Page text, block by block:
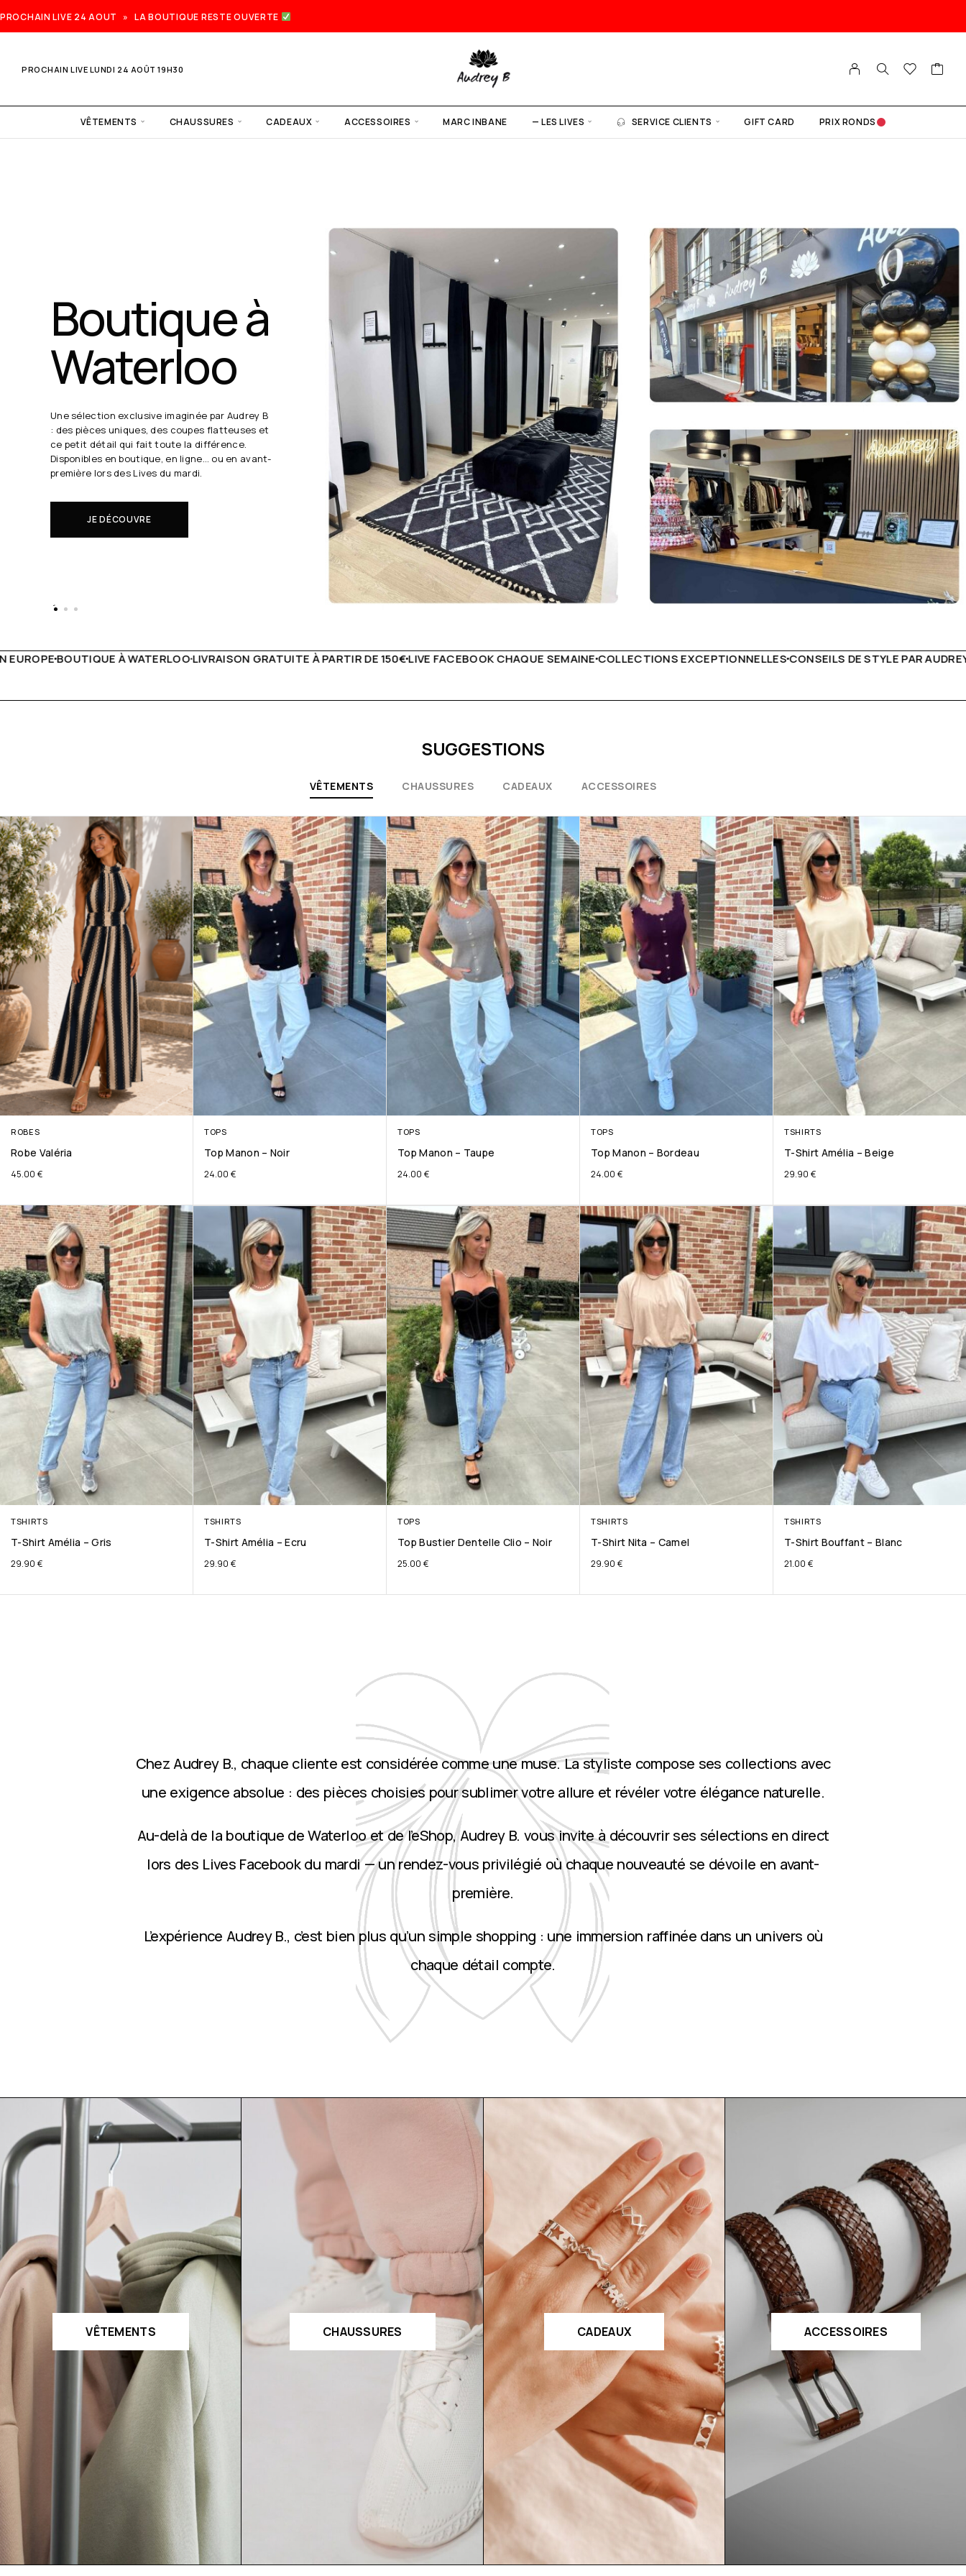
PROCHAIN LIVE 24 AOUT » LA BOUTIQUE RESTE OUVERTE
PROCHAIN LIVE LUNDI 24 AOÛT 19H30
VÊTEMENTS CHAUSSURES CADEAUX ACCESSOIRES MARC INBANE — LES LIVES SERVICE CLIENTS GIFT CARD PRIX RONDS
live lundi
24 août
19h30
Chaque semaine, Audrey B. dévoile ses coups
de cœur en direct.
GRATUITE À PARTIR DE 150€LIVE FACEBOOK CHAQUE SEMAINECOLLECTIONS EXCEPTIONNELLESCONSEILS DE STYLE PAR AUDREY B LIVRAISON PARTOUT EN
SUGGESTIONS
VÊTEMENTS CHAUSSURES CADEAUX ACCESSOIRES
ROBES
Robe Valéria
45.00 €
TOPS
Top Manon – Noir
24.00 €
TOPS
Top Manon – Taupe
24.00 €
TOPS
Top Manon – Bordeau
24.00 €
TSHIRTS
T-Shirt Amélia – Beige
29.90 €
TSHIRTS
T-Shirt Amélia – Gris
29.90 €
TSHIRTS
T-Shirt Amélia – Ecru
29.90 €
TOPS
Top Bustier Dentelle Clio – Noir
25.00 €
TSHIRTS
T-Shirt Nita – Camel
29.90 €
TSHIRTS
T-Shirt Bouffant – Blanc
21.00 €
Chez Audrey B., chaque cliente est considérée comme une muse. La styliste compose ses collections avec
une exigence absolue : des pièces choisies pour sublimer votre allure et révéler votre élégance naturelle.
Au-delà de la boutique de Waterloo et de l’eShop, Audrey B. vous invite à découvrir ses sélections en direct
lors des Lives Facebook du mardi — un rendez-vous privilégié où chaque nouveauté se dévoile en avant-
première.
L’expérience Audrey B., c’est bien plus qu’un simple shopping : une immersion raffinée dans un univers où
chaque détail compte.
VÊTEMENTS CHAUSSURES CADEAUX ACCESSOIRES